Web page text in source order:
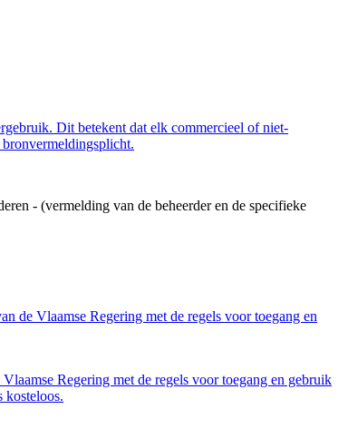
Dit betekent dat elk commercieel of niet-
- (vermelding van de beheerder en de specifieke
de Vlaamse Regering met de regels voor toegang en
Regering met de regels voor toegang en gebruik
kosteloos.